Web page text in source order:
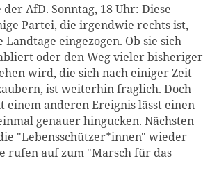
AfD. Sonntag, 18 Uhr: Diese
Partei, die irgendwie rechts ist,
eingezogen. Ob sie sich
oder den Weg vieler bisheriger
wird, die sich nach einiger Zeit
ist weiterhin fraglich. Doch
einem anderen Ereignis lässt einen
genauer hingucken. Nächsten
"Lebensschützer*innen" wieder
rufen auf zum "Marsch für das